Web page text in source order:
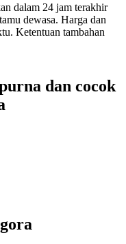
dalam 24 jam terakhir
dewasa. Harga dan
Ketentuan tambahan
dan cocok